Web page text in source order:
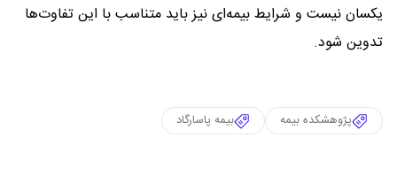
یکسان نیست و شرایط بیمه‌ای نیز باید متناسب با این تفاوت‌ها
تدوین شود.
پژوهشکده بیمه بیمه پاسارگاد